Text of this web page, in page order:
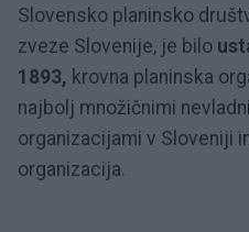
Slovensko planinsko
zveze Slovenije, je bilo
1893, krovna planinska
najbolj množičnimi
organizacijami v Sloveniji
organizacija.